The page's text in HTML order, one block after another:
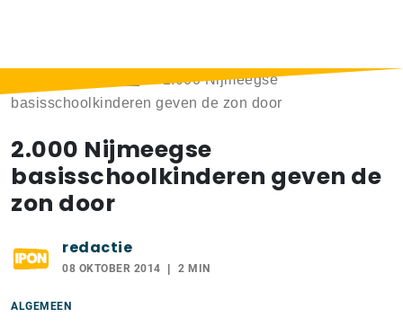
2.000 Nijmeegse
basisschoolkinderen geven de zon door
2.000 Nijmeegse
basisschoolkinderen geven de
zon door
redactie
08 OKTOBER 2014 2 MIN
ALGEMEEN